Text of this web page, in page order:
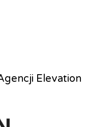
Elevation